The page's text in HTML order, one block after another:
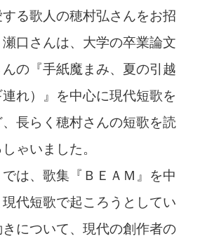
る歌人の穂村弘さんをお招
口さんは、大学の卒業論文
の『手紙魔まみ、夏の引越
れ）』を中心に現代短歌を
長らく穂村さんの短歌を読
ゃいました。
は、歌集『ＢＥＡＭ』を中
代短歌で起ころうとしてい
について、現代の創作者の